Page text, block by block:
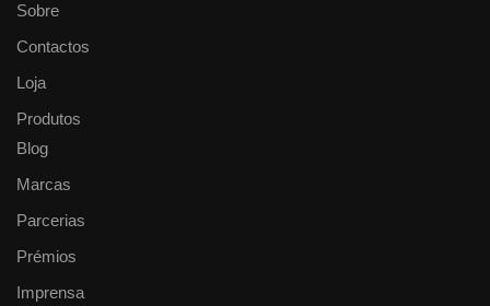
Sobre
Contactos
Loja
Produtos
Blog
Marcas
Parcerias
Prémios
Imprensa